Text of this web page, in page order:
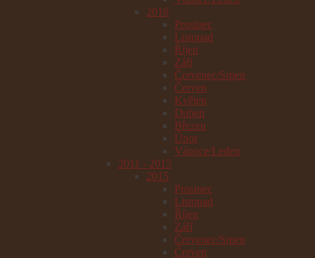
2016
Prosinec
Listopad
Říjen
Září
Červenec/Srpen
Červen
Květen
Duben
Březen
Únor
Vánoce/Leden
2011 - 2015
2015
Prosinec
Listopad
Říjen
Září
Červenec/Srpen
Červen